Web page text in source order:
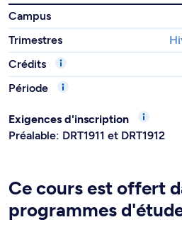
Campus
Trimestres
Crédits
Période
Exigences d'inscription
Préalable: DRT1911 et DRT1912
Ce cours est offert
programmes